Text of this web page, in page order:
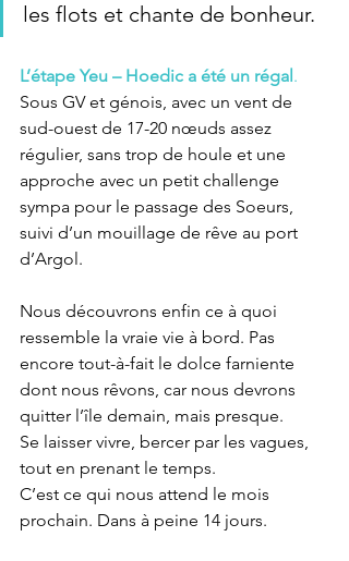
les flots et chante de bonheur.
L’étape Yeu – Hoedic a été un régal.
Sous GV et génois, avec un vent de
sud-ouest de 17-20 nœuds assez
régulier, sans trop de houle et une
approche avec un petit challenge
sympa pour le passage des Soeurs,
suivi d’un mouillage de rêve au port
d’Argol.
Nous découvrons enfin ce à quoi
ressemble la vraie vie à bord. Pas
encore tout-à-fait le dolce farniente
dont nous rêvons, car nous devrons
quitter l’île demain, mais presque.
Se laisser vivre, bercer par les vagues,
tout en prenant le temps.
C’est ce qui nous attend le mois
prochain. Dans à peine 14 jours.